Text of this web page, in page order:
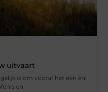
uitvaart
is om vooraf het een en
en